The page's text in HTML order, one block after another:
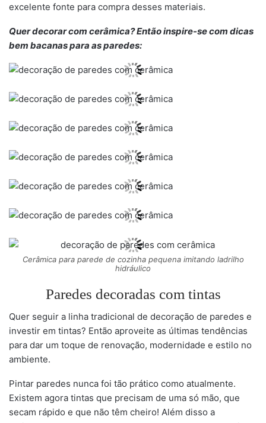
excelente fonte para compra desses materiais.
Quer decorar com cerâmica? Então inspire-se com dicas
bem bacanas para as paredes:
Cerâmica para parede de cozinha pequena imitando ladrilho
hidráulico
Paredes decoradas com tintas
Quer seguir a linha tradicional de decoração de paredes e
investir em tintas? Então aproveite as últimas tendências
para dar um toque de renovação, modernidade e estilo no
ambiente.
Pintar paredes nunca foi tão prático como atualmente.
Existem agora tintas que precisam de uma só mão, que
secam rápido e que não têm cheiro! Além disso a